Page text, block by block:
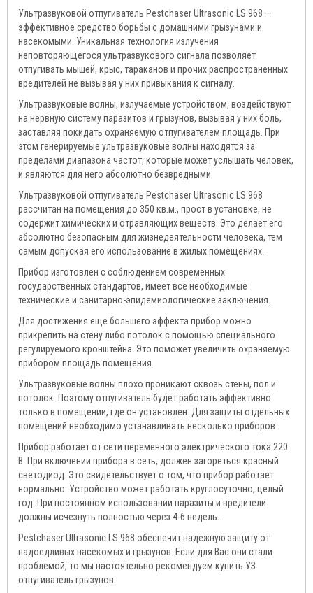
Ультразвуковой отпугиватель Pestchaser Ultrasonic LS 968 —
эффективное средство борьбы с домашними грызунами и
насекомыми. Уникальная технология излучения
неповторяющегося ультразвукового сигнала позволяет
отпугивать мышей, крыс, тараканов и прочих распространенных
вредителей не вызывая у них привыкания к сигналу.
Ультразвуковые волны, излучаемые устройством, воздействуют
на нервную систему паразитов и грызунов, вызывая у них боль,
заставляя покидать охраняемую отпугивателем площадь. При
этом генерируемые ультразвуковые волны находятся за
пределами диапазона частот, которые может услышать человек,
и являются для него абсолютно безвредными.
Ультразвуковой отпугиватель Pestchaser Ultrasonic LS 968
рассчитан на помещения до 350 кв.м., прост в установке, не
содержит химических и отравляющих веществ. Это делает его
абсолютно безопасным для жизнедеятельности человека, тем
самым допуская его использование в жилых помещениях.
Прибор изготовлен с соблюдением современных
государственных стандартов, имеет все необходимые
технические и санитарно-эпидемиологические заключения.
Для достижения еще большего эффекта прибор можно
прикрепить на стену либо потолок с помощью специального
регулируемого кронштейна. Это поможет увеличить охраняемую
прибором площадь помещения.
Ультразвуковые волны плохо проникают сквозь стены, пол и
потолок. Поэтому отпугиватель будет работать эффективно
только в помещении, где он установлен. Для защиты отдельных
помещений необходимо устанавливать несколько приборов.
Прибор работает от сети переменного электрического тока 220
В. При включении прибора в сеть, должен загореться красный
светодиод. Это свидетельствует о том, что прибор работает
нормально. Устройство может работать круглосуточно, целый
год. При постоянном использовании паразиты и вредители
должны исчезнуть полностью через 4-6 недель.
Pestchaser Ultrasonic LS 968 обеспечит надежную защиту от
надоедливых насекомых и грызунов. Если для Вас они стали
проблемой, то мы настоятельно рекомендуем купить УЗ
отпугиватель грызунов.